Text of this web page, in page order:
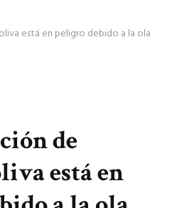
está en peligro debido a la ola
de
está en